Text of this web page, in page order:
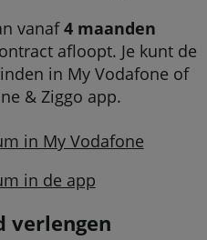
vanaf4 maanden
afloopt. Je kunt de
in My Vodafone of
& Ziggo app.
in My Vodafone
in de app
verlengen